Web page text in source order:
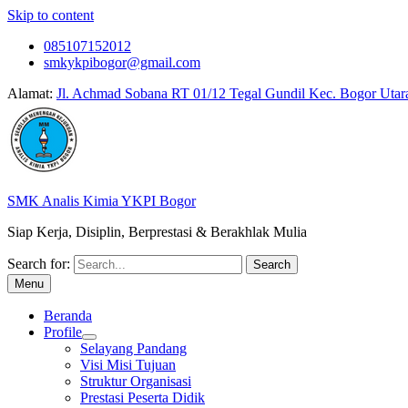
Skip to content
085107152012
smkykpibogor@gmail.com
Alamat: Jl. Achmad Sobana RT 01/12 Tegal Gundil Kec. Bogor
SMK Analis Kimia YKPI Bogor
Siap Kerja, Disiplin, Berprestasi & Berakhlak Mulia
Search for:
Menu
Beranda
Profile
Selayang Pandang
Visi Misi Tujuan
Struktur Organisasi
Prestasi Peserta Didik